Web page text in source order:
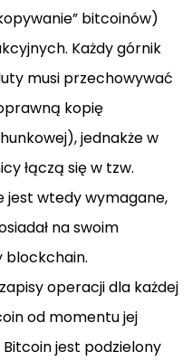
bitcoinów)
Każdy górnik
musi przechowywać
kopię
jednakże w
łączą się w tzw.
jest wtedy wymagane,
na swoim
blockchain.
operacji dla każdej
od momentu jej
jest podzielony